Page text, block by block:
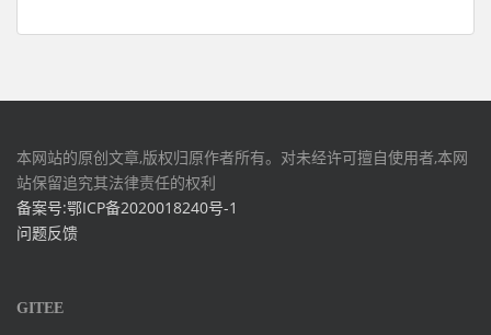
本网站的原创文章,版权归原作者所有。对未经许可擅自使用者,本网
站保留追究其法律责任的权利
备案号:鄂ICP备2020018240号-1
问题反馈
GITEE